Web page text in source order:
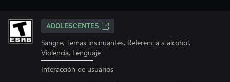
ADOLESCENTES
Sangre, Temas insinuantes, Referencia a alcohol,
Violencia, Lenguaje
Interacción de usuarios